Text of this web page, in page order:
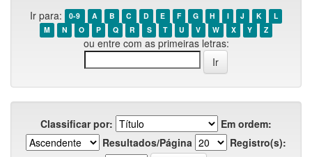
Ir para: 0-9 A B C D E F G H I J K
L
M
N O P Q R S T U V W X Y Z
ou entre com as primeiras letras:
Classificar por:
Em ordem:
Resultados/Página
Registro(s):